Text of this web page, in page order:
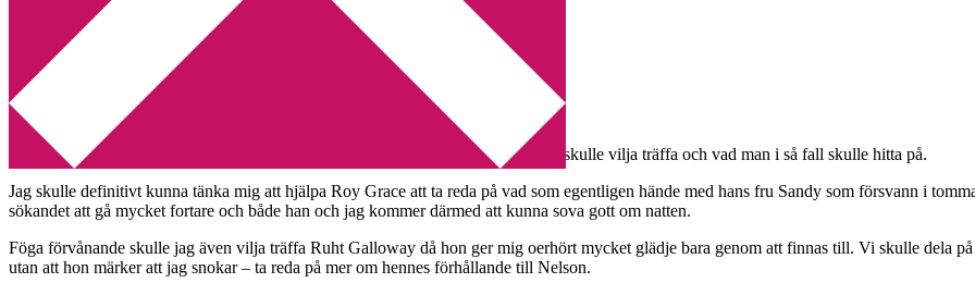
You are here:Home Bokbloggsjerka Fiktiva möten
Fiktiva möten
2011-05-14 Annika
I veckans
Bokbloggsjerka
ställer jag frågan om vilka fiktiva karaktärer man helst skulle vilja träffa och vad man i så fall skulle hitta på.
Jag skulle definitivt kunna tänka mig att hjälpa Roy Grace att ta reda på vad som egentligen hände med hans fru Sandy som försvann i
sökandet att gå mycket fortare och både han och jag kommer därmed att kunna sova gott om natten.
Föga förvånande skulle jag även vilja träffa Ruht Galloway då hon ger mig oerhört mycket glädje bara genom att finnas till. Vi skulle dela
utan att hon märker att jag snokar – ta reda på mer om hennes förhållande till Nelson.